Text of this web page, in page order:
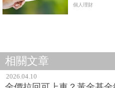
決」購車
個人理財
相關文章
2026.04.10